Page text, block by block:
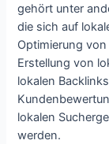
gehört unter
die sich auf
Optimierung
Erstellung von
lokalen
lokalen
werden.